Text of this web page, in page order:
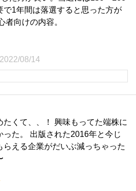
で1年間は落選すると思った方が
者向けの内容。
2022/08/14
たくて、、！ 興味もってた端株に
った。 出版された2016年と今じ
らえる企業がだいぶ減っちゃった